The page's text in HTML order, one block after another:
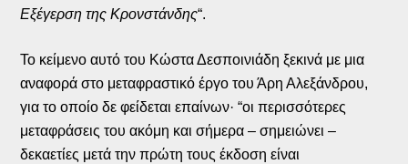
Εξέγερση της Κρονστάνδης“.
Το κείμενο αυτό του Κώστα Δεσποινιάδη ξεκινά με μια
αναφορά στο μεταφραστικό έργο του Άρη Αλεξάνδρου,
για το οποίο δε φείδεται επαίνων· “οι περισσότερες
μεταφράσεις του ακόμη και σήμερα – σημειώνει –
δεκαετίες μετά την πρώτη τους έκδοση είναι